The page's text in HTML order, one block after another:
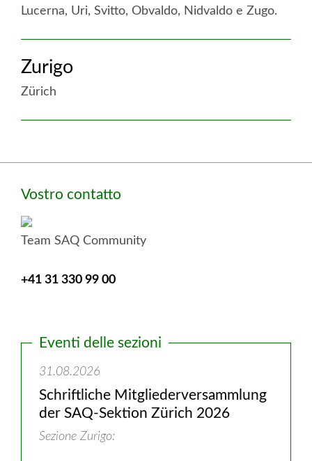
Lucerna, Uri, Svitto, Obvaldo, Nidvaldo e Zugo.
:
Svizzera
Zurigo
Zürich
Colonna
laterale
Vostro contatto
Team SAQ Community
+41 31 330 99 00
Eventi delle sezioni
31.08.2026
Schriftliche Mitgliederversammlung
der SAQ-Sektion Zürich 2026
Sezione Zurigo